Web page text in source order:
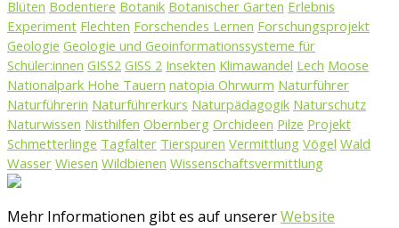
Blüten Bodentiere Botanik Botanischer Garten Erlebnis
Experiment Flechten Forschendes Lernen Forschungsprojekt
Geologie Geologie und Geoinformationssysteme für
Schüler:innen GISS2 GISS 2 Insekten Klimawandel Lech Moose
Nationalpark Hohe Tauern natopia Ohrwurm Naturführer
Naturführerin Naturführerkurs Naturpädagogik Naturschutz
Naturwissen Nisthilfen Obernberg Orchideen Pilze Projekt
Schmetterlinge Tagfalter Tierspuren Vermittlung Vögel Wald
Wasser Wiesen Wildbienen Wissenschaftsvermittlung
Mehr Informationen gibt es auf unsererWebsite